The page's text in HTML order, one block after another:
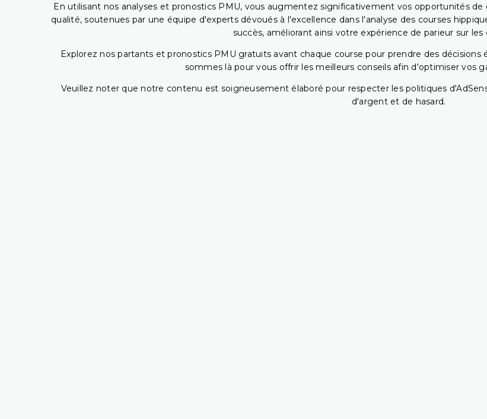
En utilisant nos analyses et pronostics PMU, vous augmentez significativement vos opportunités
qualité, soutenues par une équipe d'experts dévoués à l'excellence dans l'analyse des courses
succès, améliorant ainsi votre expérience de parieur sur les
Explorez nos partants et pronostics PMU gratuits avant chaque course pour prendre des
sommes là pour vous offrir les meilleurs conseils afin d'optimiser vos
Veuillez noter que notre contenu est soigneusement élaboré pour respecter les politiques
d'argent et de hasard.